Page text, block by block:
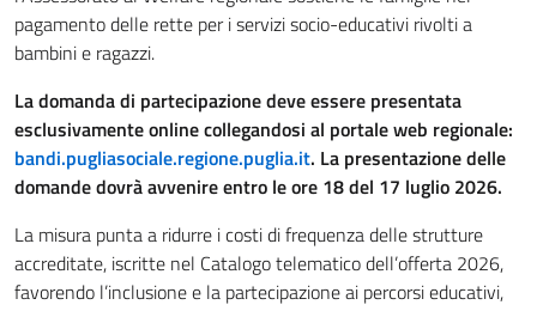
pagamento delle rette per i servizi socio-educativi rivolti a
bambini e ragazzi.
La domanda di partecipazione deve essere presentata
esclusivamente online collegandosi al portale web regionale:
bandi.pugliasociale.regione.puglia.it. La presentazione delle
domande dovrà avvenire entro le ore 18 del 17 luglio 2026.
La misura punta a ridurre i costi di frequenza delle strutture
accreditate, iscritte nel Catalogo telematico dell’offerta 2026,
favorendo l’inclusione e la partecipazione ai percorsi educativi,